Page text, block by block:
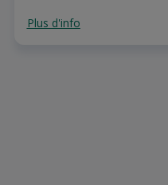
Plus d'info